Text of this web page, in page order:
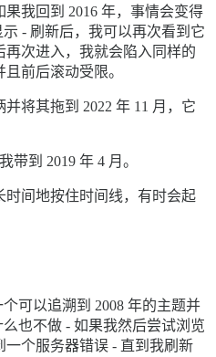
我回到 2016 年，事情会变得
- 刷新后，我可以再次看到它
次进入，我就会陷入同样的
前后滚动受限。
将其拖到 2022 年 11 月，它
带到 2019 年 4 月。
间地按住时间线，有时会起
可以追溯到 2008 年的主题并
也不做 - 如果我然后尝试浏览
个服务器错误 - 直到我刷新